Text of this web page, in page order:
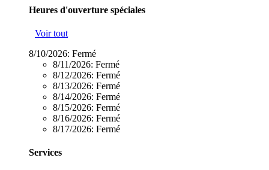
Heures d'ouverture spéciales
Voir tout
8/10/2026: Fermé
8/11/2026: Fermé
8/12/2026: Fermé
8/13/2026: Fermé
8/14/2026: Fermé
8/15/2026: Fermé
8/16/2026: Fermé
8/17/2026: Fermé
Services